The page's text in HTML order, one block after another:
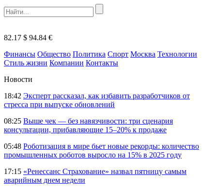
82.17 $ 94.84 €
Финансы Общество Политика Спорт Москва Технологии
Стиль жизни Компании Контакты
Новости
18:42 Эксперт рассказал, как избавить разработчиков от
стресса при выпуске обновлений
08:25 Выше чек — без навязчивости: три сценария
консультации, прибавляющие 15–20% к продаже
05:48 Роботизация в мире бьет новые рекорды: количество
промышленных роботов выросло на 15% в 2025 году
17:15 «Ренессанс Страхование» назвал пятницу самым
аварийным днем недели